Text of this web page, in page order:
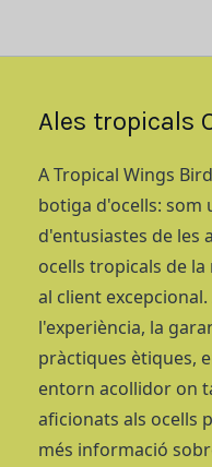
Ales tropicals
A Tropical Wings
botiga d'ocells: som
d'entusiastes de les
ocells tropicals de
al client
l'experiència, la
pràctiques ètiques,
entorn acollidor on
aficionats als ocells
més informació